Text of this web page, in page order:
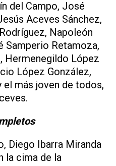
del Campo, José
Aceves Sánchez,
Napoleón
Samperio Retamoza,
Hermenegildo López
López González,
el más joven de todos,
Diego Ibarra Miranda
la cima de la